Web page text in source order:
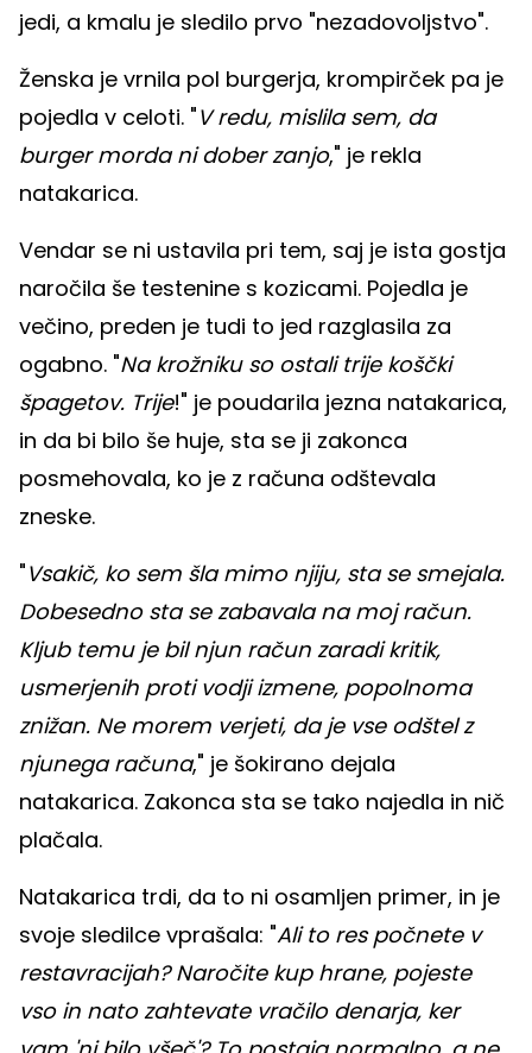
jedi, a kmalu je sledilo prvo "nezadovoljstvo".
Ženska je vrnila pol burgerja, krompirček pa je
pojedla v celoti. "V redu, mislila sem, da
burger morda ni dober zanjo," je rekla
natakarica.
Vendar se ni ustavila pri tem, saj je ista gostja
naročila še testenine s kozicami. Pojedla je
večino, preden je tudi to jed razglasila za
ogabno. "Na krožniku so ostali trije koščki
špagetov. Trije!" je poudarila jezna natakarica,
in da bi bilo še huje, sta se ji zakonca
posmehovala, ko je z računa odštevala
zneske.
"Vsakič, ko sem šla mimo njiju, sta se smejala.
Dobesedno sta se zabavala na moj račun.
Kljub temu je bil njun račun zaradi kritik,
usmerjenih proti vodji izmene, popolnoma
znižan. Ne morem verjeti, da je vse odštel z
njunega računa," je šokirano dejala
natakarica. Zakonca sta se tako najedla in nič
plačala.
Natakarica trdi, da to ni osamljen primer, in je
svoje sledilce vprašala: "Ali to res počnete v
restavracijah? Naročite kup hrane, pojeste
vso in nato zahtevate vračilo denarja, ker